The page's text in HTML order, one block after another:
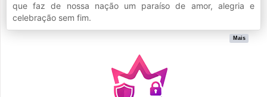
que faz de nossa nação um paraíso de amor, alegria e
celebração sem fim.
Mais